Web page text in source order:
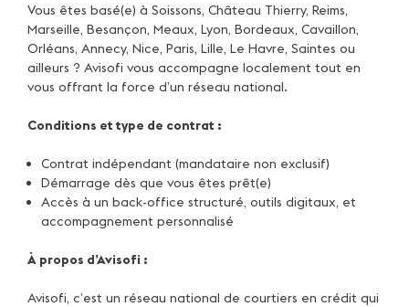
Vous êtes basé(e) à Soissons, Château Thierry, Reims,
Marseille, Besançon, Meaux, Lyon, Bordeaux, Cavaillon,
Orléans, Annecy, Nice, Paris, Lille, Le Havre, Saintes ou
ailleurs ? Avisofi vous accompagne localement tout en
vous offrant la force d’un réseau national.
Conditions et type de contrat :
Contrat indépendant (mandataire non exclusif)
Démarrage dès que vous êtes prêt(e)
Accès à un back-office structuré, outils digitaux, et
accompagnement personnalisé
À propos d’Avisofi :
Avisofi, c’est un réseau national de courtiers en crédit qui